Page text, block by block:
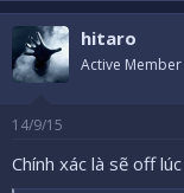
hitaro
Active Member
14/9/15
Chính xác là sẽ off